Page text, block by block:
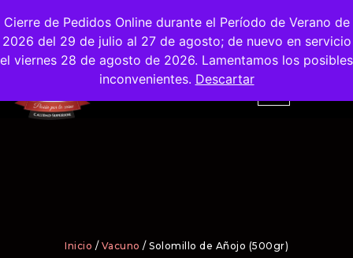
Cierre de Pedidos Online durante el Período de Verano de
2026 del 29 de julio al 27 de agosto; de nuevo en servicio
el viernes 28 de agosto de 2026. Lamentamos los posibles
inconvenientes. Descartar
EnvíosGratisen la Ciudad de Madrid
Inicio / Vacuno / Solomillo de Añojo (500gr)